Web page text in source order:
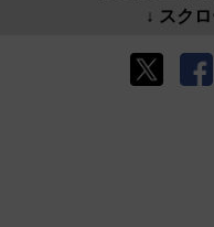
↓ スク